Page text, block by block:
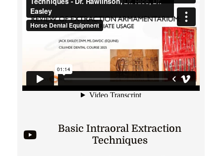
Basic Intraoral Extraction
Techniques